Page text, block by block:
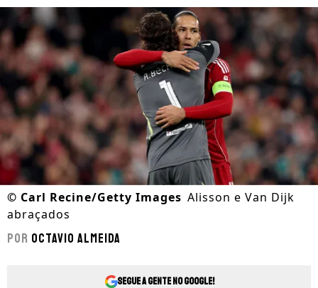
© Carl Recine/Getty Images Alisson e Van Dijk
abraçados
Por Octavio Almeida
Segue a gente no Google!